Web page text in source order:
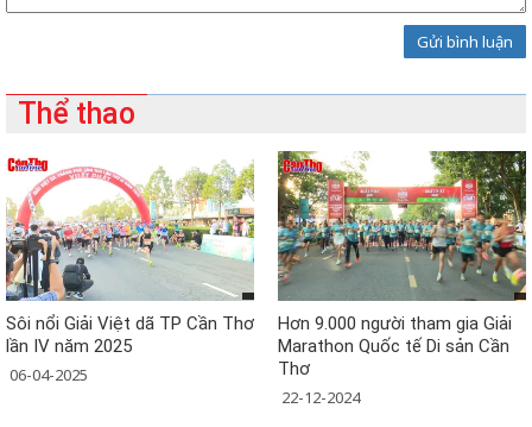
Gửi bình luận
Thể thao
Sôi nổi Giải Việt dã TP Cần Thơ
lần IV năm 2025
06-04-2025
Hơn 9.000 người tham gia Giải
Marathon Quốc tế Di sản Cần
Thơ
22-12-2024